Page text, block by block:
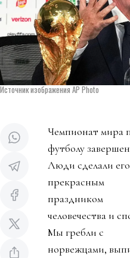
Источник изображения AP Photo
Чемпионат мира
футболу
Люди сделали его
прекрасным
праздником
человечества и
Мы гребли с
норвежцами,